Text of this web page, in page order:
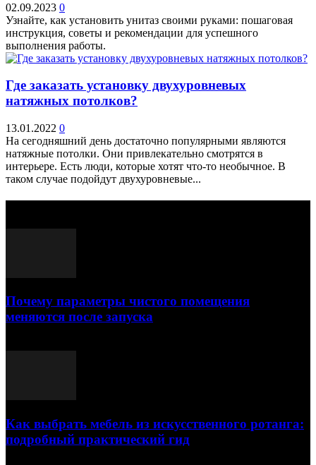
02.09.2023 0
Узнайте, как установить унитаз своими руками: пошаговая
инструкция, советы и рекомендации для успешного
выполнения работы.
Где заказать установку двухуровневых
натяжных потолков?
13.01.2022 0
На сегодняшний день достаточно популярными являются
натяжные потолки. Они привлекательно смотрятся в
интерьере. Есть люди, которые хотят что-то необычное. В
таком случае подойдут двухуровневые...
Почему параметры чистого помещения
меняются после запуска
Как выбрать мебель из искусственного ротанга:
подробный практический гид